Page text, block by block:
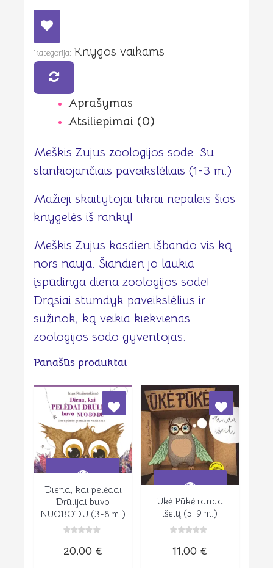
Kategorija: Knygos vaikams
Aprašymas
Atsiliepimai (0)
Meškis Zujus zoologijos sode. Su
slankiojančiais paveikslėliais (1-3 m.)
Mažieji skaitytojai tikrai nepaleis šios
knygelės iš rankų!
Meškis Zujus kasdien išbando vis ką
nors nauja. Šiandien jo laukia
įspūdinga diena zoologijos sode!
Drąsiai stumdyk paveikslėlius ir
sužinok, ką veikia kiekvienas
zoologijos sodo gyventojas.
Panašūs produktai
Peržiūrėti
Diena, kai pelėdai
Drūlijai buvo
NUOBODU (3-8 m.)
iš
20,00 €
Peržiūrėti
Ūkė Pūkė randa
išeitį (5-9 m.)
iš
11,00 €